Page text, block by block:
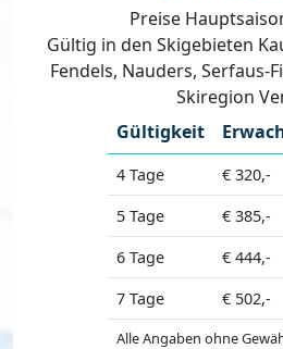
Preise
Gültig in den Skigebieten
Fendels, Nauders, Serfaus-
Skiregion
Gültigkeit
4 Tage € 320,-
5 Tage
€ 385,-
6 Tage
€ 444,-
7 Tage
€ 502,-
Alle Angaben ohne